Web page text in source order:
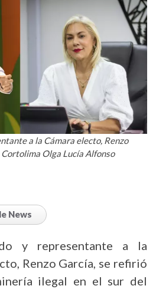
a la Cámara electo, Renzo
Olga Lucía Alfonso
News
y representante a la
Renzo García, se refirió
ilegal en el sur del